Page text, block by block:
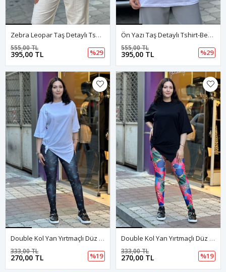
Zebra Leopar Taş Detaylı Tshirt-Beyaz
395,00 TL
555,00 TL
%29
Ön Yazı Taş Detaylı Tshirt-Beyaz
395,00 TL
555,00 TL
%29
Double Kol Yan Yırtmaçlı Düz Tshirt-Beyaz
270,00 TL
333,00 TL
%19
Double Kol Yan Yırtmaçlı Düz Tshirt-Siyah
270,00 TL
333,00 TL
%19